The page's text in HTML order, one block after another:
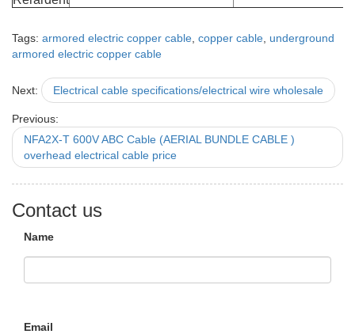
Tags: armored electric copper cable copper cable underground
armored electric copper cable
Next: Electrical cable specifications/electrical wire wholesale
Previous:
NFA2X-T 600V ABC Cable (AERIAL BUNDLE CABLE )
overhead electrical cable price
Contact us
Name
Email